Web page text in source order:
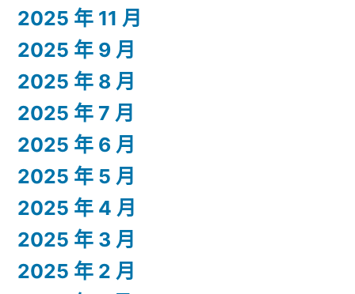
2025 年 11 月
2025 年 9 月
2025 年 8 月
2025 年 7 月
2025 年 6 月
2025 年 5 月
2025 年 4 月
2025 年 3 月
2025 年 2 月